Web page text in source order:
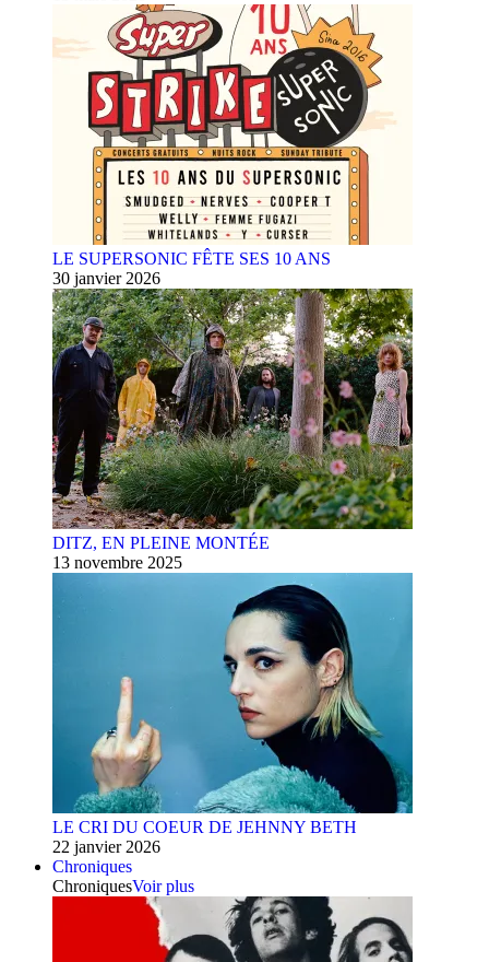
LE SUPERSONIC FÊTE SES 10 ANS
30 janvier 2026
DITZ, EN PLEINE MONTÉE
13 novembre 2025
LE CRI DU COEUR DE JEHNNY BETH
22 janvier 2026
Chroniques
ChroniquesVoir plus